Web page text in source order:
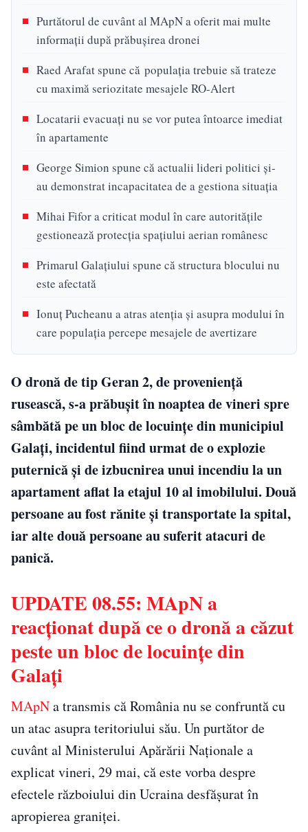
Purtătorul de cuvânt al MApN a oferit mai multe
informații după prăbușirea dronei
Raed Arafat spune că populaţia trebuie să trateze
cu maximă seriozitate mesajele RO-Alert
Locatarii evacuaţi nu se vor putea întoarce imediat
în apartamente
George Simion spune că actualii lideri politici şi-
au demonstrat incapacitatea de a gestiona situaţia
Mihai Fifor a criticat modul în care autorităţile
gestionează protecţia spaţiului aerian românesc
Primarul Galaţiului spune că structura blocului nu
este afectată
Ionuț Pucheanu a atras atenţia şi asupra modului în
care populaţia percepe mesajele de avertizare
O dronă de tip Geran 2, de provenienţă
rusească, s-a prăbuşit în noaptea de vineri spre
sâmbătă pe un bloc de locuinţe din municipiul
Galaţi, incidentul fiind urmat de o explozie
puternică şi de izbucnirea unui incendiu la un
apartament aflat la etajul 10 al imobilului. Două
persoane au fost rănite şi transportate la spital,
iar alte două persoane au suferit atacuri de
panică.
UPDATE 08.55: MApN a
reacționat după ce o dronă a căzut
peste un bloc de locuinţe din
Galaţi
MApNa transmis că România nu se confruntă cu
un atac asupra teritoriului său. Un purtător de
cuvânt al Ministerului Apărării Naţionale a
explicat vineri, 29 mai, că este vorba despre
efectele războiului din Ucraina desfăşurat în
apropierea graniţei.